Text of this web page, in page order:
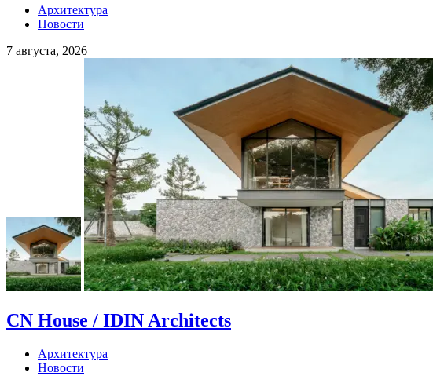
Архитектура
Новости
7 августа, 2026
CN House / IDIN Architects
Архитектура
Новости